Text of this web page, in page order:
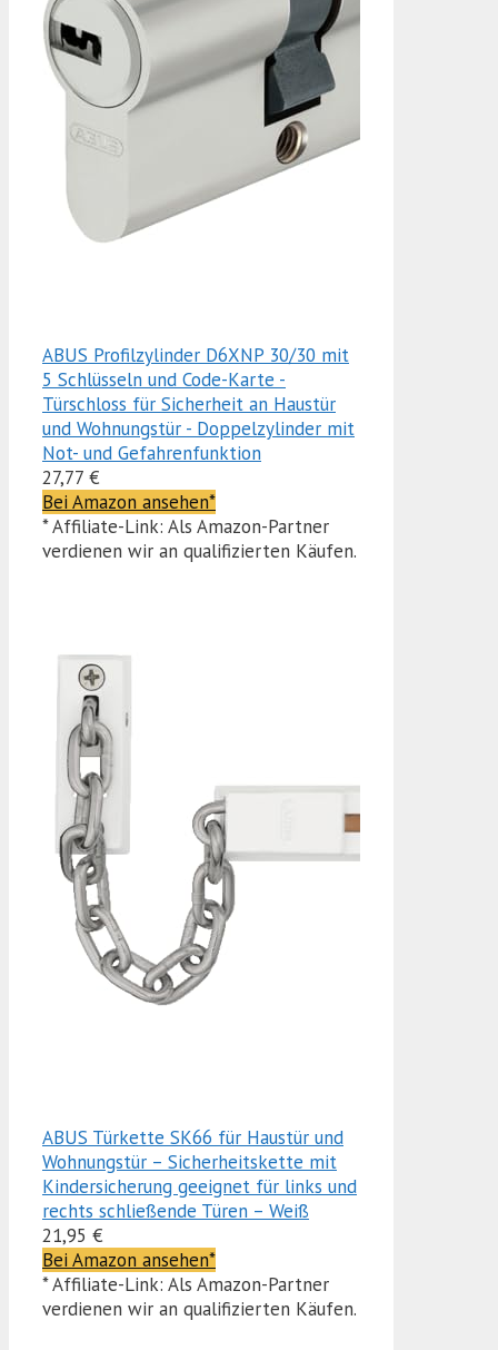
ABUS Profilzylinder D6XNP 30/30 mit
5 Schlüsseln und Code-Karte -
Türschloss für Sicherheit an Haustür
und Wohnungstür - Doppelzylinder mit
Not- und Gefahrenfunktion
27,77 €
Bei Amazon ansehen*
* Affiliate-Link: Als Amazon-Partner
verdienen wir an qualifizierten Käufen.
ABUS Türkette SK66 für Haustür und
Wohnungstür – Sicherheitskette mit
Kindersicherung geeignet für links und
rechts schließende Türen – Weiß
21,95 €
Bei Amazon ansehen*
* Affiliate-Link: Als Amazon-Partner
verdienen wir an qualifizierten Käufen.